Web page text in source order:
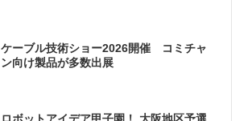
ケーブル技術ショー2026開催 コミチャ
ン向け製品が多数出展